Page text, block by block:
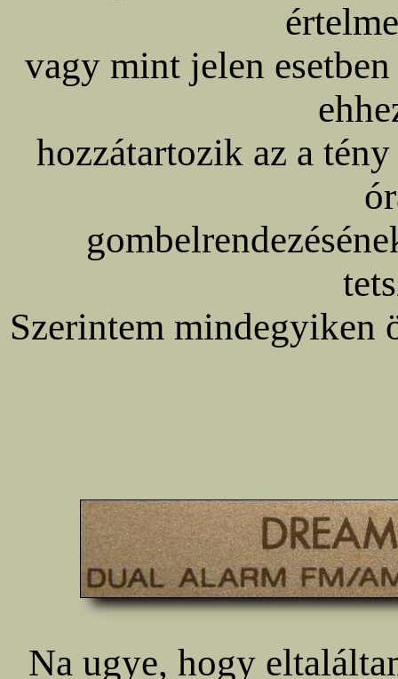
vagy mint jelen
hozzátartozik az a
Szerintem mindegyiken
Na ugye, hogy